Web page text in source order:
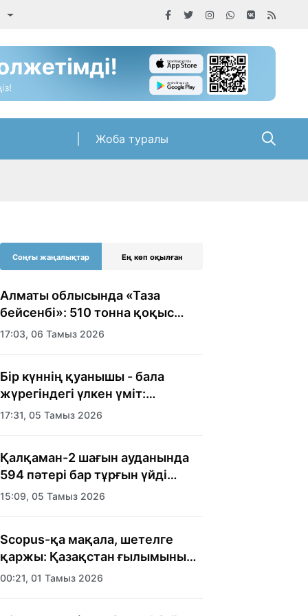
Жоба туралы
Соңғы жаңалықтар Ең көп оқылған
Алматы облысында «Таза
бейсенбі»: 510 тонна қоқыс
шығарылды
17:03, 06 Тамыз 2026
Бір күннің қуанышы - бала
жүрегіндегі үлкен үміт:
Алматыда балалар үйінің
17:31, 05 Тамыз 2026
Қалқаман-2 шағын ауданында
594 пәтері бар тұрғын үйді
салып бітті
15:09, 05 Тамыз 2026
Scopus-қа мақала, шетелге
қаржы: Қазақстан ғылымының
есебі кімге керек?
00:21, 01 Тамыз 2026